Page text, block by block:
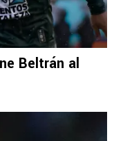
Beltrán al